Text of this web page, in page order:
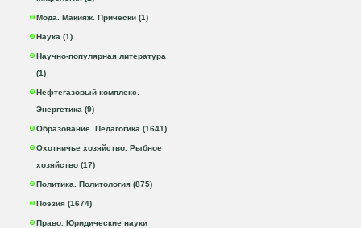
Мода. Макияж. Прически (1)
Наука (1)
Научно-популярная литература
(1)
Нефтегазовый комплекс.
Энергетика (9)
Образование. Педагогика (1641)
Охотничье хозяйство. Рыбное
хозяйство (17)
Политика. Политология (875)
Поэзия (1674)
Право. Юридические науки